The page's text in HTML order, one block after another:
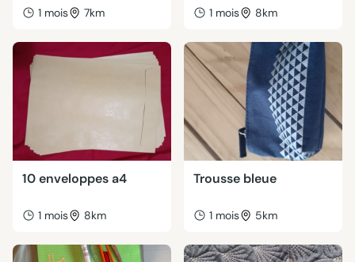
1 mois 7km 1 mois 8km
10 enveloppes a4
1 mois 8km
Trousse bleue
1 mois 5km